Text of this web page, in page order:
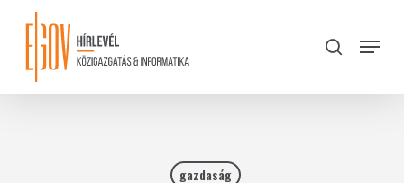
content
search
Menu
gazdaság
Close